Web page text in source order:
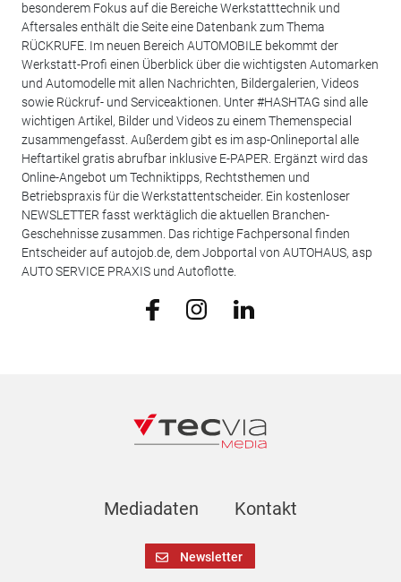
besonderem Fokus auf die Bereiche Werkstatttechnik und
Aftersales enthält die Seite eine Datenbank zum Thema
RÜCKRUFE. Im neuen Bereich AUTOMOBILE bekommt der
Werkstatt-Profi einen Überblick über die wichtigsten Automarken
und Automodelle mit allen Nachrichten, Bildergalerien, Videos
sowie Rückruf- und Serviceaktionen. Unter #HASHTAG sind alle
wichtigen Artikel, Bilder und Videos zu einem Themenspecial
zusammengefasst. Außerdem gibt es im asp-Onlineportal alle
Heftartikel gratis abrufbar inklusive E-PAPER. Ergänzt wird das
Online-Angebot um Techniktipps, Rechtsthemen und
Betriebspraxis für die Werkstattentscheider. Ein kostenloser
NEWSLETTER fasst werktäglich die aktuellen Branchen-
Geschehnisse zusammen. Das richtige Fachpersonal finden
Entscheider auf autojob.de, dem Jobportal von AUTOHAUS, asp
AUTO SERVICE PRAXIS und Autoflotte.
Mediadaten Kontakt
Newsletter